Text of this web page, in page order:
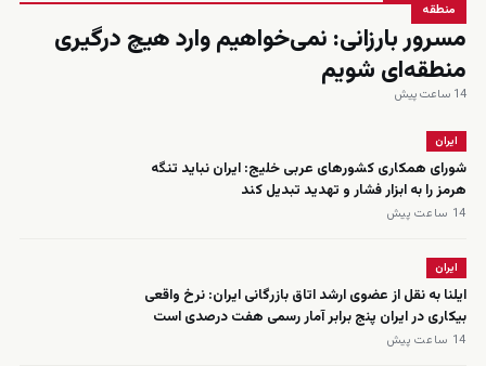
منطقه
مسرور بارزانی: نمی‌خواهیم وارد هیچ درگیری
منطقه‌ای شویم
14 ساعت پیش
ایران
شورای همکاری کشورهای عربی خلیج: ایران نباید تنگه
هرمز را به ابزار فشار و تهدید تبدیل کند
14 ساعت پیش
ایران
ایلنا به نقل از عضوی ارشد اتاق بازرگانی ایران: نرخ واقعی
بیکاری در ایران پنج برابر آمار رسمی هفت درصدی است
14 ساعت پیش